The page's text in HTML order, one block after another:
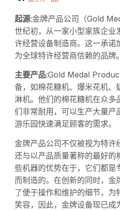
起源:金牌产品公司（Gold
世纪初，从一家小型家族企业
许经营设备制造商。这一承诺
为全球特许经营商信赖的品牌。
主要产品:Gold Medal
备，如棉花糖机、爆米花机、
淋机。他们的棉花糖机在众多
们非常耐用，可以生产大量产
游乐园快速满足顾客的需求。
金牌产品公司不仅被视为特许
还与以产品质量著称的最好的
些机器的优势在于，它们都是
而制造的。在创新的同时，金
了便于操作和维护的细节，为
笑容，因此，金牌设备现已成